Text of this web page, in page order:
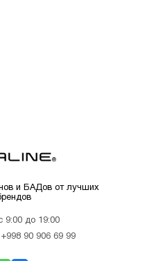
и БАДов от лучших
9:00 до 19:00
+998 90 906 69 99